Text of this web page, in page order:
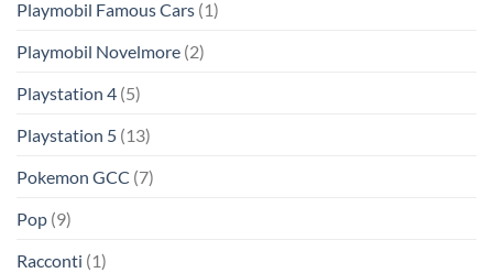
Playmobil Famous Cars (1)
Playmobil Novelmore (2)
Playstation 4 (5)
Playstation 5 (13)
Pokemon GCC (7)
Pop (9)
Racconti (1)